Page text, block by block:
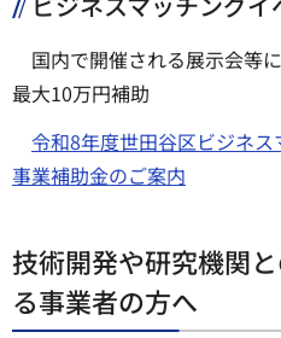
国内で開催される展示会等
最大10万円補助
令和8年度世田谷区ビジネ
事業補助金のご案内
技術開発や研究機関
る事業者の方へ